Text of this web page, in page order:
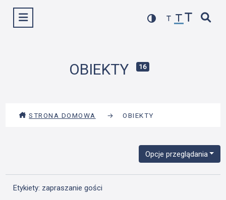
Wyświetl menu
OBIEKTY 16
STRONA DOMOWA → OBIEKTY
Opcje przeglądania
Etykiety: zapraszanie gości